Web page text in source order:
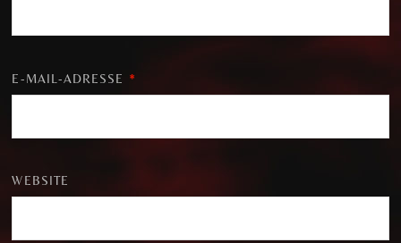
E-MAIL-ADRESSE *
WEBSITE